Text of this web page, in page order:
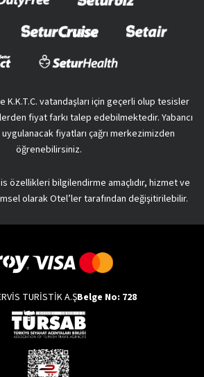
K.K.T.C. vatandaşları için geçerli olup tesisler
fiyat farkı talep edebilmektedir. Yabancı
fiyatları çağrı merkezimizden
öğrenebilirsiniz.
özellikleri bilgilendirme amaçlıdır, hizmet ve
olarak Otel’ler tarafından değişitirilebilir.
TURİSTİK A.ŞBelge No: 728